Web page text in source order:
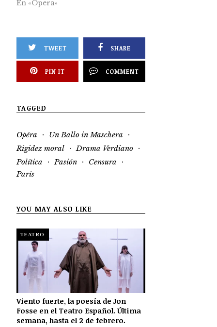
En «Ópera»
TWEET SHARE
PIN IT COMMENT
TAGGED
Opéra · Un Ballo in Maschera ·
Rigidez moral · Drama Verdiano ·
Política · Pasión · Censura ·
Paris
YOU MAY ALSO LIKE
TEATRO
Viento fuerte, la poesía de Jon
Fosse en el Teatro Español. Última
semana, hasta el 2 de febrero.